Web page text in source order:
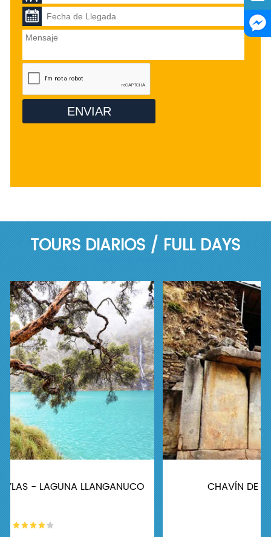
TOURS DIARIOS / FULL DAYS
CHAVÍN DE HUÁNTAR - FULL DAY